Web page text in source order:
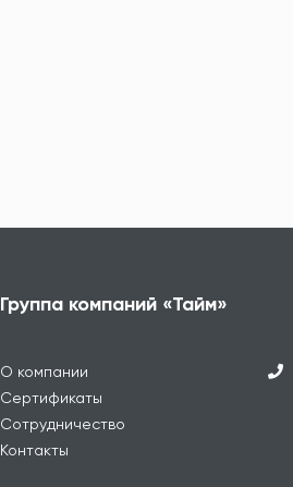
Группа компаний «Тайм»
О компании
Сертификаты
Сотрудничество
Контакты